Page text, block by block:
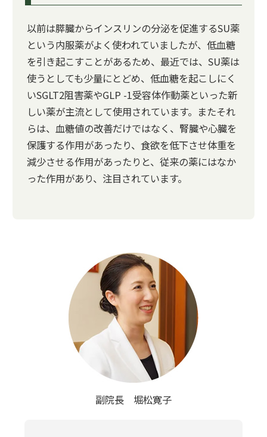
以前は膵臓からインスリンの分泌を促進するSU薬
という内服薬がよく使われていましたが、低血糖
を引き起こすことがあるため、最近では、SU薬は
使うとしても少量にとどめ、低血糖を起こしにく
いSGLT2阻害薬やGLP -1受容体作動薬といった新
しい薬が主流として使用されています。またそれ
らは、血糖値の改善だけではなく、腎臓や心臓を
保護する作用があったり、食欲を低下させ体重を
減少させる作用があったりと、従来の薬にはなか
った作用があり、注目されています。
副院長 堀松寛子